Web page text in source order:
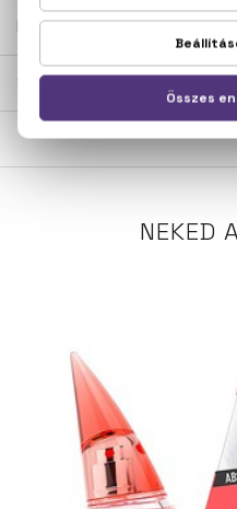
ÉRTÉKELÉSEK (0)
SZÁLLÍTÁS
NEKED